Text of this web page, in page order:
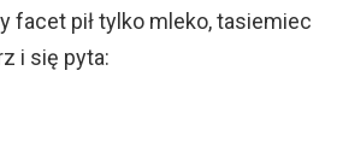
facet pił tylko mleko, tasiemiec
i się pyta: